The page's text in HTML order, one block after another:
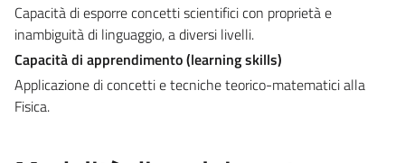
Capacità di esporre concetti scientifici con proprietà e
inambiguità di linguaggio, a diversi livelli.
Capacità di apprendimento (learning skills)
Applicazione di concetti e tecniche teorico-matematici alla
Fisica.